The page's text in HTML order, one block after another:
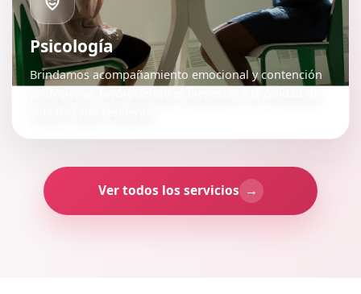
Psicología
Brindamos acompañamiento emocional y contención
Ver todos los servicios →